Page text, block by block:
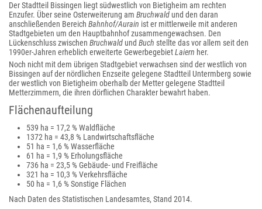
Der Stadtteil Bissingen liegt südwestlich von Bietigheim am rechten
Enzufer. Über seine Osterweiterung am Bruchwald und den daran
anschließenden Bereich Bahnhof/Aurain ist er mittlerweile mit anderen
Stadtgebieten um den Hauptbahnhof zusammengewachsen. Den
Lückenschluss zwischen Bruchwald und Buch stellte das vor allem seit den
1990er-Jahren erheblich erweiterte GewerbegebietLaiern her.
Noch nicht mit dem übrigen Stadtgebiet verwachsen sind der westlich von
Bissingen auf der nördlichen Enzseite gelegene Stadtteil Untermberg sowie
der westlich von Bietigheim oberhalb der Metter gelegene Stadtteil
Metterzimmern, die ihren dörflichen Charakter bewahrt haben.
Flächenaufteilung
539 ha = 17,2 % Waldfläche
1372 ha = 43,8 % Landwirtschaftsfläche
51 ha = 1,6 % Wasserfläche
61 ha = 1,9 % Erholungsfläche
736 ha = 23,5 % Gebäude- und Freifläche
321 ha = 10,3 % Verkehrsfläche
50 ha = 1,6 % Sonstige Flächen
Nach Daten des Statistischen Landesamtes, Stand 2014.